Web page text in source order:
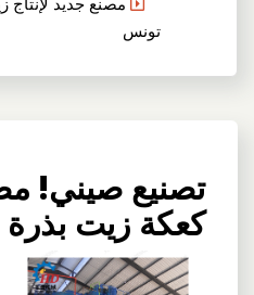
تونس
تصنيع صيني!
كعكة زيت بذرة